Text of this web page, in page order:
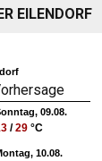
EILENDORF
09.08.
/29 °C
10.08.